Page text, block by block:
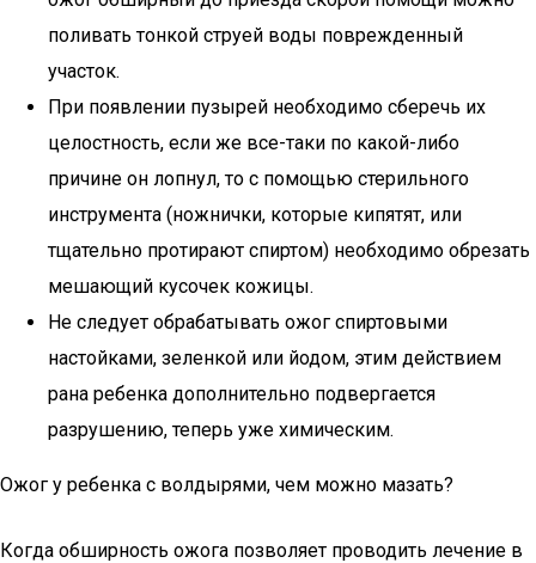
поливать тонкой струей воды поврежденный
участок.
При появлении пузырей необходимо сберечь их
целостность, если же все-таки по какой-либо
причине он лопнул, то с помощью стерильного
инструмента (ножнички, которые кипятят, или
тщательно протирают спиртом) необходимо обрезать
мешающий кусочек кожицы.
Не следует обрабатывать ожог спиртовыми
настойками, зеленкой или йодом, этим действием
рана ребенка дополнительно подвергается
разрушению, теперь уже химическим.
Ожог у ребенка с волдырями, чем можно мазать?
Когда обширность ожога позволяет проводить лечение в